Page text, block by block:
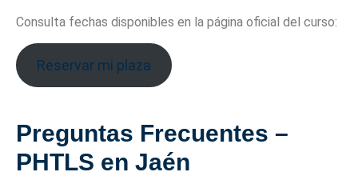
Consulta fechas disponibles en la página oficial del curso:
Reservar mi plaza
Preguntas Frecuentes –
PHTLS en Jaén